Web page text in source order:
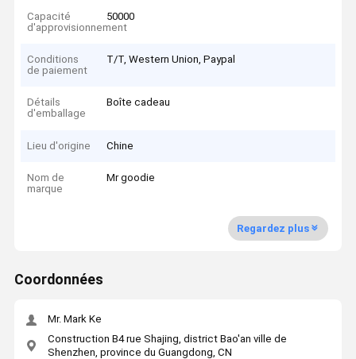
Capacité
d'approvisionnement
50000
Conditions
de paiement
T/T, Western Union, Paypal
Détails
d'emballage
Boîte cadeau
Lieu d'origine Chine
Nom de
marque
Mr goodie
Regardez plus
Coordonnées
Mr. Mark Ke
Construction B4 rue Shajing, district Bao'an ville de
Shenzhen, province du Guangdong, CN